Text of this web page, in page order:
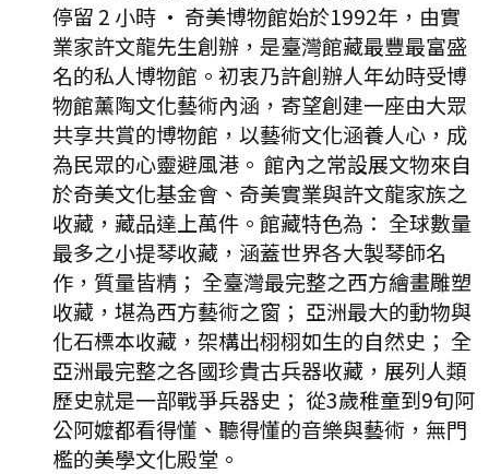
停留 2 小時 · 奇美博物館始於1992年，由實
業家許文龍先生創辦，是臺灣館藏最豐最富盛
名的私人博物館。初衷乃許創辦人年幼時受博
物館薰陶文化藝術內涵，寄望創建一座由大眾
共享共賞的博物館，以藝術文化涵養人心，成
為民眾的心靈避風港。 館內之常設展文物來自
於奇美文化基金會、奇美實業與許文龍家族之
收藏，藏品達上萬件。館藏特色為： 全球數量
最多之小提琴收藏，涵蓋世界各大製琴師名
作，質量皆精； 全臺灣最完整之西方繪畫雕塑
收藏，堪為西方藝術之窗； 亞洲最大的動物與
化石標本收藏，架構出栩栩如生的自然史； 全
亞洲最完整之各國珍貴古兵器收藏，展列人類
歷史就是一部戰爭兵器史； 從3歲稚童到9旬阿
公阿嬤都看得懂、聽得懂的音樂與藝術，無門
檻的美學文化殿堂。